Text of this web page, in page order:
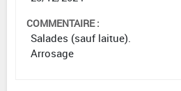
COMMENTAIRE :
Salades (sauf laitue).
Arrosage